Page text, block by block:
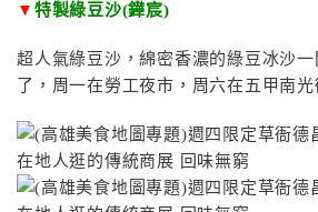
▼ 特製綠豆沙(鏵宸)
超人氣綠豆沙，綿密香濃的綠豆冰沙
了，周一在勞工夜市，周六在五甲南光